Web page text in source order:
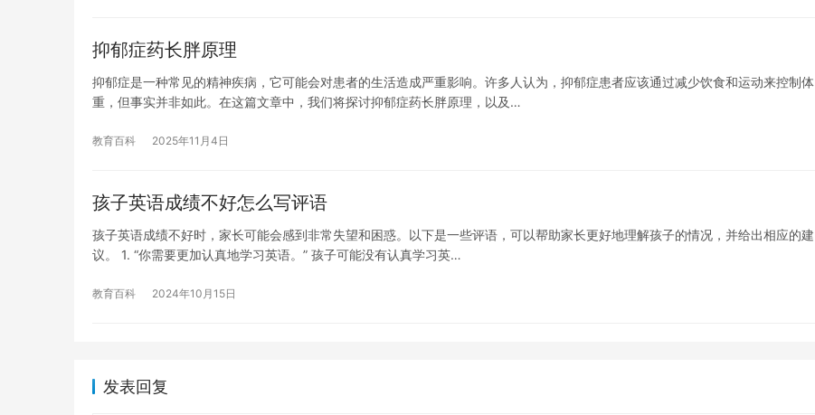
抑郁症药长胖原理
抑郁症是一种常见的精神疾病，它可能会对患者的生活造成严重影响。许多人认为，抑郁症患者应该通过减少饮食和运动来控制体
重，但事实并非如此。在这篇文章中，我们将探讨抑郁症药长胖原理，以及…
教育百科 2025年11月4日
孩子英语成绩不好怎么写评语
孩子英语成绩不好时，家长可能会感到非常失望和困惑。以下是一些评语，可以帮助家长更好地理解孩子的情况，并给出相应的建
议。 1. “你需要更加认真地学习英语。” 孩子可能没有认真学习英…
教育百科 2024年10月15日
发表回复